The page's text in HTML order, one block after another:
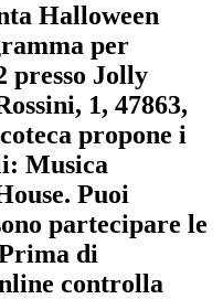
Halloween
per
presso Jolly
1, 47863,
propone i
Musica
. Puoi
partecipare le
di
controlla